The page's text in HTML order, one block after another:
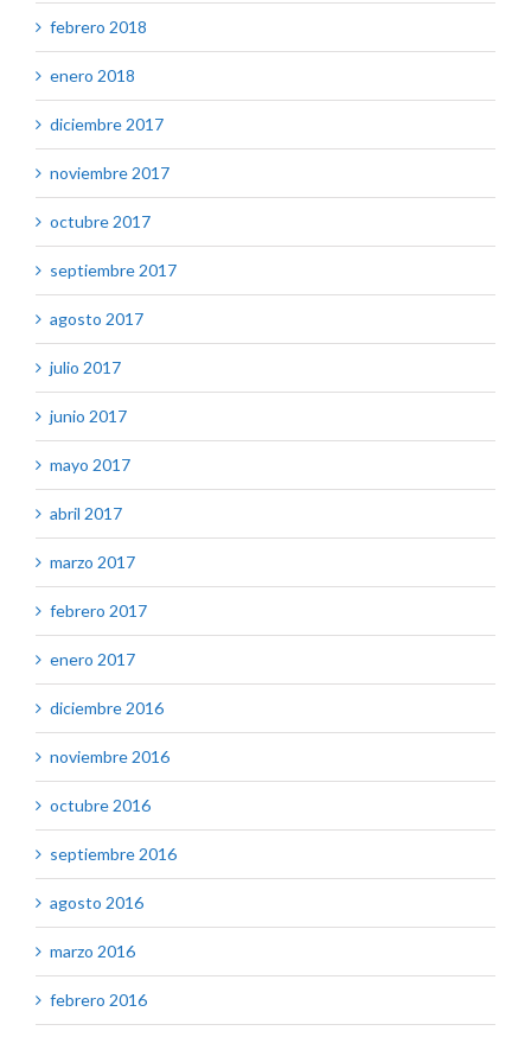
febrero 2018
enero 2018
diciembre 2017
noviembre 2017
octubre 2017
septiembre 2017
agosto 2017
julio 2017
junio 2017
mayo 2017
abril 2017
marzo 2017
febrero 2017
enero 2017
diciembre 2016
noviembre 2016
octubre 2016
septiembre 2016
agosto 2016
marzo 2016
febrero 2016